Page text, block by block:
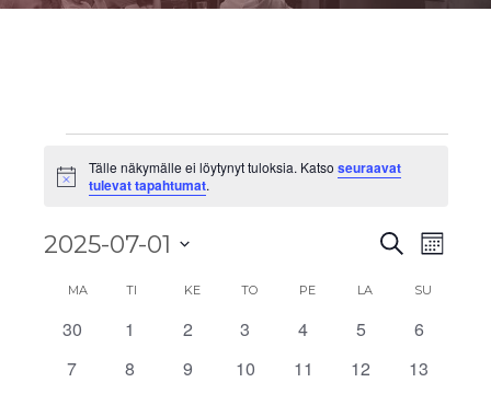
Notice
Tälle näkymälle ei löytynyt tuloksia. Katso seuraavat
tulevat tapahtumat.
Etsi
aja
Etsi
2025-07-01
Kalenteri
Tapahtumat
MA TI KE TO PE LA SU
0
30
0
1
0
2
0
3
0
4
0
5
0
6
0
7
0
8
0
9
0
10
0
11
0
12
0
13